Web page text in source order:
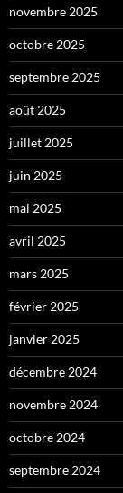
novembre 2025
octobre 2025
septembre 2025
août 2025
juillet 2025
juin 2025
mai 2025
avril 2025
mars 2025
février 2025
janvier 2025
décembre 2024
novembre 2024
octobre 2024
septembre 2024